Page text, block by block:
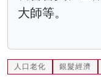
大師等。
人口老化 銀髮經濟